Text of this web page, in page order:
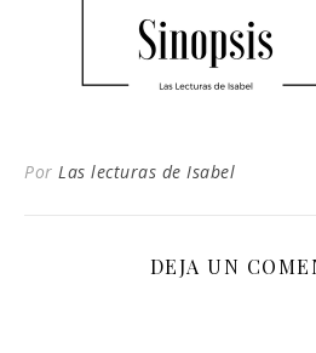
Por Las lecturas de Isabel
DEJA UN